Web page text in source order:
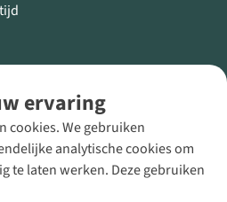
ervaring
cookies. We gebruiken
analytische cookies om
te laten werken. Deze gebruiken